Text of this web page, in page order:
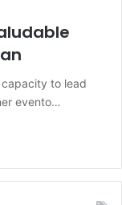
capacity to lead
evento…